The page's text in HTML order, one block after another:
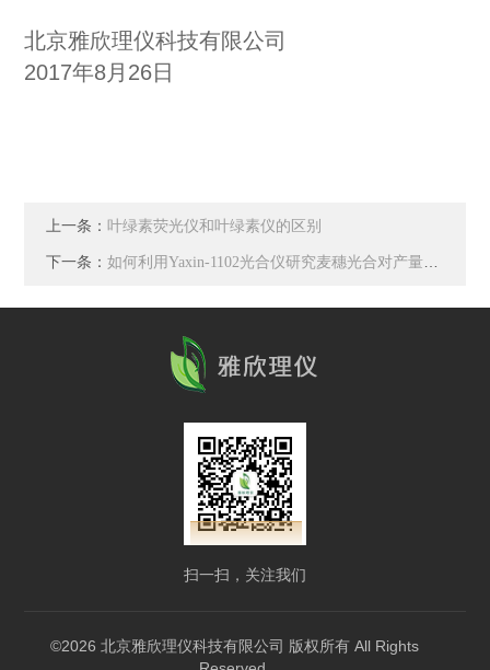
北京雅欣理仪科技有限公司
2017年8月26日
上一条： 叶绿素荧光仪和叶绿素仪的区别
下一条：如何利用Yaxin-1102光合仪研究麦穗光合对产量的影响？
扫一扫，关注我们
©2026 北京雅欣理仪科技有限公司 版权所有 All Rights